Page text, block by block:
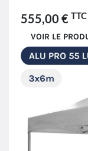
555,00 € TTC
VOIR LE